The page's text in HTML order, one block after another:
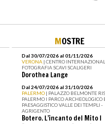
MOSTRE
Dal 30/07/2026 al 01/11/2026
VERONA | CENTRO
FOTOGRAFIA SCAVI SCALIGERI
Dorothea Lange
Dal 24/07/2026 al 31/10/2026
PALERMO | PALAZZO BELMONTE
PALERMO I PARCO ARCHEOLOGICO
PAESAGGISTICO VALLE DEI TEMPLI -
AGRIGENTO
Botero. L’incanto del Mito I